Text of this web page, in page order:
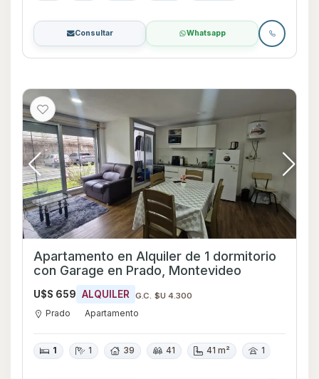
Consultar Whatsapp
Apartamento en Alquiler de 1 dormitorio
con Garage en Prado, Montevideo
U$S 659 ALQUILER G.C. $U 4.300
Prado Apartamento
1 1 39 41 41 m² 1